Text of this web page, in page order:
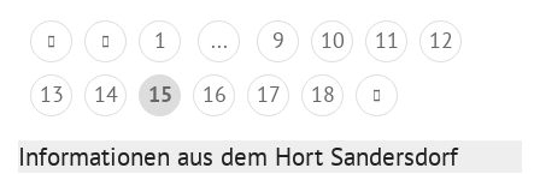
1 ... 9 10 11
12
13
14 15 16 17 18
Informationen aus dem Hort Sandersdorf